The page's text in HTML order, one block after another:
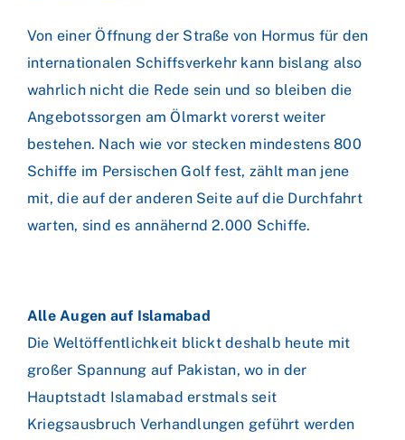
Von einer Öffnung der Straße von Hormus für den
internationalen Schiffsverkehr kann bislang also
wahrlich nicht die Rede sein und so bleiben die
Angebotssorgen am Ölmarkt vorerst weiter
bestehen. Nach wie vor stecken mindestens 800
Schiffe im Persischen Golf fest, zählt man jene
mit, die auf der anderen Seite auf die Durchfahrt
warten, sind es annähernd 2.000 Schiffe.
Alle Augen auf Islamabad
Die Weltöffentlichkeit blickt deshalb heute mit
großer Spannung auf Pakistan, wo in der
Hauptstadt Islamabad erstmals seit
Kriegsausbruch Verhandlungen geführt werden